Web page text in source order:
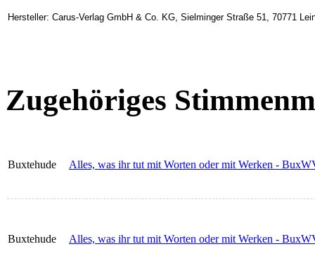
Hersteller: Carus-Verlag GmbH & Co. KG, Sielminger Straße 51, 70771
Zugehöriges
Buxtehude Alles, was ihr tut mit Worten oder mit Werken -
Buxtehude Alles, was ihr tut mit Worten oder mit Werken -